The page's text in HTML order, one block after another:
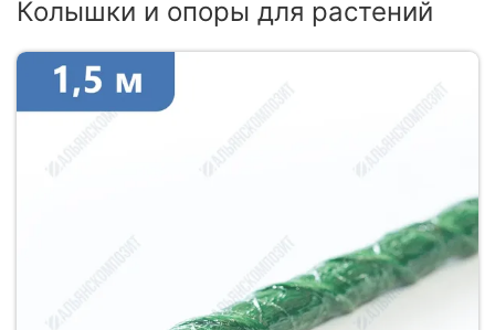
Колышки и опоры для растений